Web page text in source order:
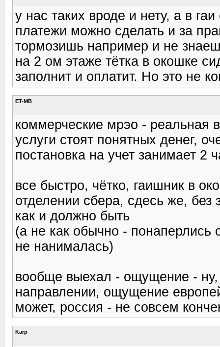
у нас таких вроде и нету, а в
платежи можно сделать и за
тормозишь например и не
на 2 ом этаже тётка в окошке
заполнит и оплатит. Но это не
ET-MB
коммерческие мрэо - реальная
услуги стоят понятных денег,
постановка на учет занимает 2
все быстро, чётко, гаишник в
отделении сбера, сдесь же, без
как и должно быть
(а не как обычно -
не нанималась)
вообще выехал - ощущение - ну,
направлении, ощущение
может, россия - не совсем
Karp